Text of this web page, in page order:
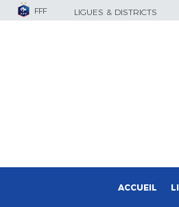
FFF LIGUES & DISTRICTS
ACCUEIL